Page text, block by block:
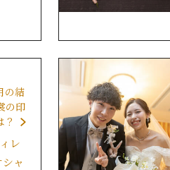
の結
の印
レ
ャ